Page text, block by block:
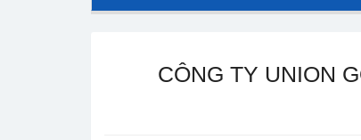
CÔNG TY UNION